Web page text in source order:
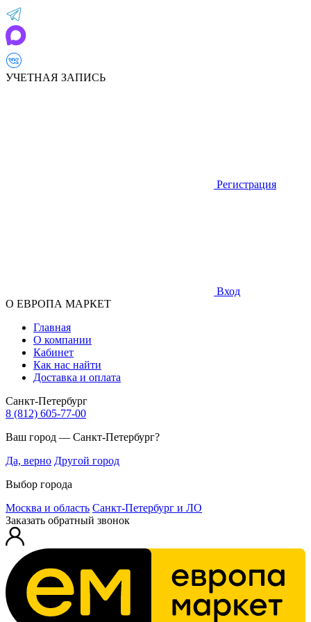
УЧЕТНАЯ ЗАПИСЬ
Регистрация
Вход
О ЕВРОПА МАРКЕТ
Главная
О компании
Кабинет
Как нас найти
Доставка и оплата
Санкт-Петербург
8 (812) 605-77-00
Ваш город — Санкт-Петербург?
Да, верно Другой город
Выбор города
Москва и область Санкт-Петербург и ЛО
Заказать обратный звонок